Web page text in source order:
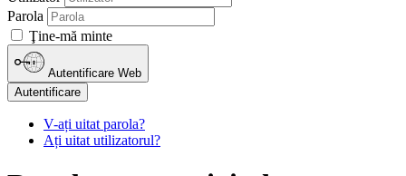
Parola
Ţine-mă minte
Autentificare Web
Autentificare
V-ați uitat parola?
Ați uitat utilizatorul?